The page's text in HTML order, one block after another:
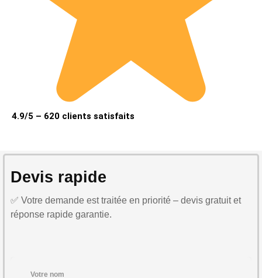
4.9/5 – 620 clients satisfaits
Devis rapide
✅ Votre demande est traitée en priorité – devis gratuit et
réponse rapide garantie.
Votre nom